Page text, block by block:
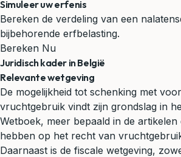
Simuleer uw erfenis
Bereken de verdeling van een
bijbehorende erfbelasting.
Bereken Nu
Juridisch kader in België
Relevante wetgeving
De mogelijkheid tot schenking met
vruchtgebruik vindt zijn grondslag in
Wetboek, meer bepaald in de artikelen
hebben op het recht van
Daarnaast is de fiscale wetgeving,